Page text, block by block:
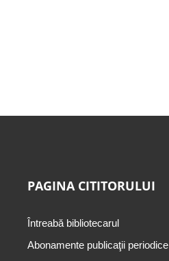
PAGINA CITITORULUI
Întreabă bibliotecarul
Abonamente publicaţii periodice